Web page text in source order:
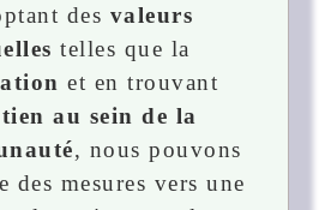
des valeurs
telles que la
et en trouvant
au sein de la
, nous pouvons
des mesures vers une